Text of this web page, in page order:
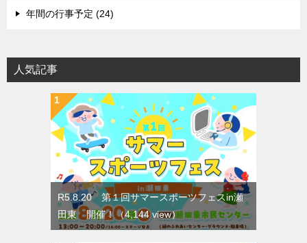
年間の行事予定 (24)
人気記事
R5.8.20 第１回サマースポーツフェスin瀬
田東 開催！（4,144 view）